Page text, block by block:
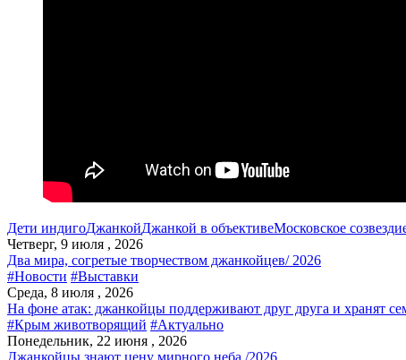
Дети индигоДжанкойДжанкой в объективеМосковское
Четверг, 9 июля , 2026
Два мира, согретые творчеством джанкойцев/ 2026
#Новости #Выставки
Среда, 8 июля , 2026
На фоне атак: джанкойцы поддерживают друг друга и хранят
#Крым животворящий #Актуально
Понедельник, 22 июня , 2026
Джанкойцы знают цену мирного неба /2026